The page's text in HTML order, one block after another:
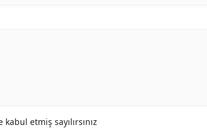
etmiş sayılırsınız